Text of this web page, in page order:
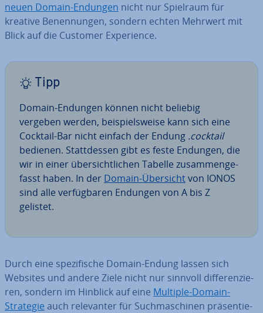
neuen Domain-Endungen nicht nur Spielraum für
kreative Be­nen­nun­gen, sondern echten Mehrwert mit
Blick auf die Customer Ex­pe­ri­ence.
Tipp
Domain-Endungen können nicht beliebig
vergeben werden, bei­spiels­wei­se kann sich eine
Cocktail-Bar nicht einfach der Endung .cocktail
bedienen. Statt­des­sen gibt es feste Endungen, die
wir in einer über­sicht­li­chen Tabelle zu­sam­men­ge­
fasst haben. In der Domain-Übersichtvon IONOS
sind alle ver­füg­ba­ren Endungen von A bis Z
gelistet.
Durch eine spe­zi­fi­sche Domain-Endung lassen sich
Websites und andere Ziele nicht nur sinnvoll dif­fe­ren­zie­
ren, sondern im Hinblick auf eine Multiple-Domain-
Strategie auch re­le­van­ter für Such­ma­schi­nen prä­sen­tie­